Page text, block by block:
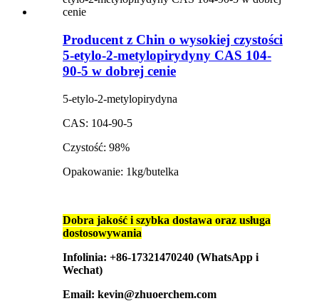
Producent z Chin o wysokiej czystości
5-etylo-2-metylopirydyny CAS 104-
90-5 w dobrej cenie
5-etylo-2-metylopirydyna
CAS: 104-90-5
Czystość: 98%
Opakowanie: 1kg/butelka
Dobra jakość i szybka dostawa oraz usługa
dostosowywania
Infolinia: +86-17321470240 (WhatsApp i
Wechat)
Email: kevin@zhuoerchem.com